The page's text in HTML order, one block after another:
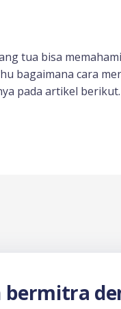
tua bisa
bagaimana cara
pada artikel berikut.
bermitra